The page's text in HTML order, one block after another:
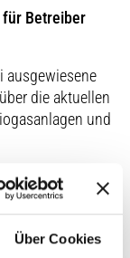
Über Cookies
für Betreiber
ausgewiesene
die aktuellen
und
Schweiz,
Energien beim